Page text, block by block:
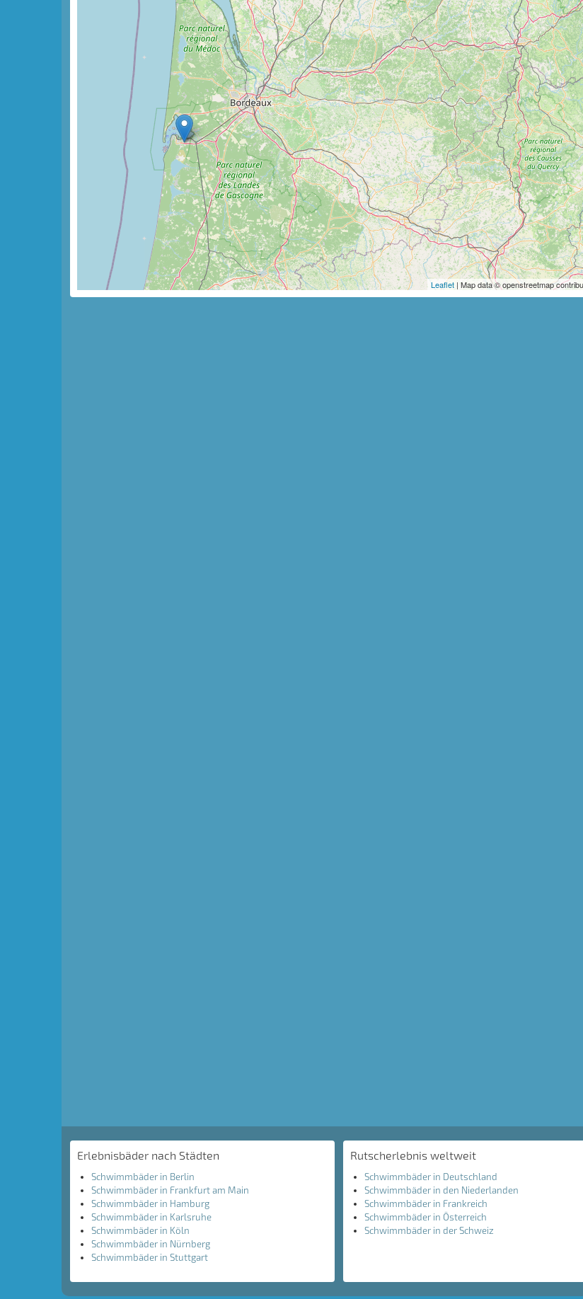
Leaflet | Map data © openstreetmap
Erlebnisbäder nach Städten
Schwimmbäder in Berlin
Schwimmbäder in Frankfurt am Main
Schwimmbäder in Hamburg
Schwimmbäder in Karlsruhe
Schwimmbäder in Köln
Schwimmbäder in Nürnberg
Schwimmbäder in Stuttgart
Rutscherlebnis weltweit
Schwimmbäder in Deutschland
Schwimmbäder in den Niederlanden
Schwimmbäder in Frankreich
Schwimmbäder in Österreich
Schwimmbäder in der Schweiz